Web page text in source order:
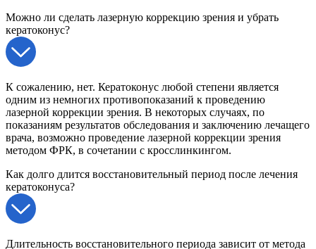
Можно ли сделать лазерную коррекцию зрения и убрать
кератоконус?
К сожалению, нет. Кератоконус любой степени является
одним из немногих противопоказаний к проведению
лазерной коррекции зрения. В некоторых случаях, по
показаниям результатов обследования и заключению лечащего
врача, возможно проведение лазерной коррекции зрения
методом ФРК, в сочетании с кросслинкингом.
Как долго длится восстановительный период после лечения
кератоконуса?
Длительность восстановительного периода зависит от метода